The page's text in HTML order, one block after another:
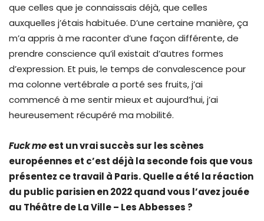
que celles que je connaissais déjà, que celles
auxquelles j’étais habituée. D’une certaine manière, ça
m’a appris à me raconter d’une façon différente, de
prendre conscience qu’il existait d’autres formes
d’expression. Et puis, le temps de convalescence pour
ma colonne vertébrale a porté ses fruits, j’ai
commencé à me sentir mieux et aujourd’hui, j’ai
heureusement récupéré ma mobilité.
Fuck meest un vrai succès sur les scènes
européennes et c’est déjà la seconde fois que vous
présentez ce travail à Paris. Quelle a été la réaction
du public parisien en 2022 quand vous l’avez jouée
au Théâtre de La Ville – Les Abbesses ?